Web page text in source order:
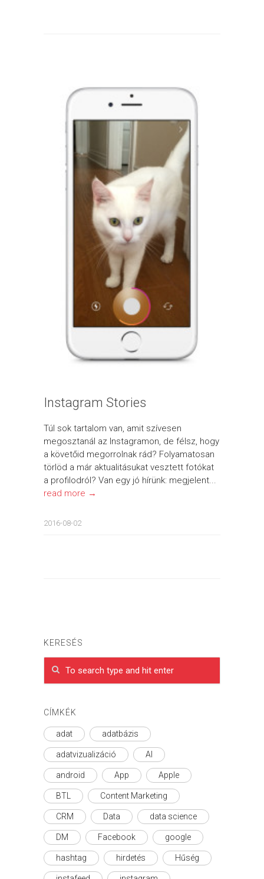
Instagram Stories
Túl sok tartalom van, amit szívesen
megosztanál az Instagramon, de félsz, hogy
a követőid megorrolnak rád? Folyamatosan
törlöd a már aktualitásukat vesztett fotókat
a profilodról? Van egy jó hírünk: megjelent...
read more →
2016-08-02
KERESÉS
CÍMKÉK
adat adatbázis
adatvizualizáció AI
android App Apple
BTL Content Marketing
CRM Data data science
DM Facebook google
hashtag hirdetés Hűség